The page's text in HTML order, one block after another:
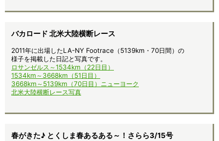
バカロード 北米大陸横断レース
2011年に出場したLA-NY Footrace（5139km・70日間）の
様子を掲載した日記と写真です。
ロサンゼルス～1534km（22日目）
1534km～3668km（51日目）
3668km～5139km（70日目）ニューヨーク
北米大陸横断レース写真
春がきた♪ とくしま春あるある～！さらら3/15号